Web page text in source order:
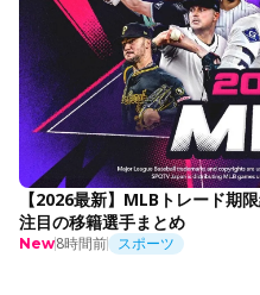
【2026最新】MLBトレード期
注目の移籍選手まとめ
New8時間前 スポーツ